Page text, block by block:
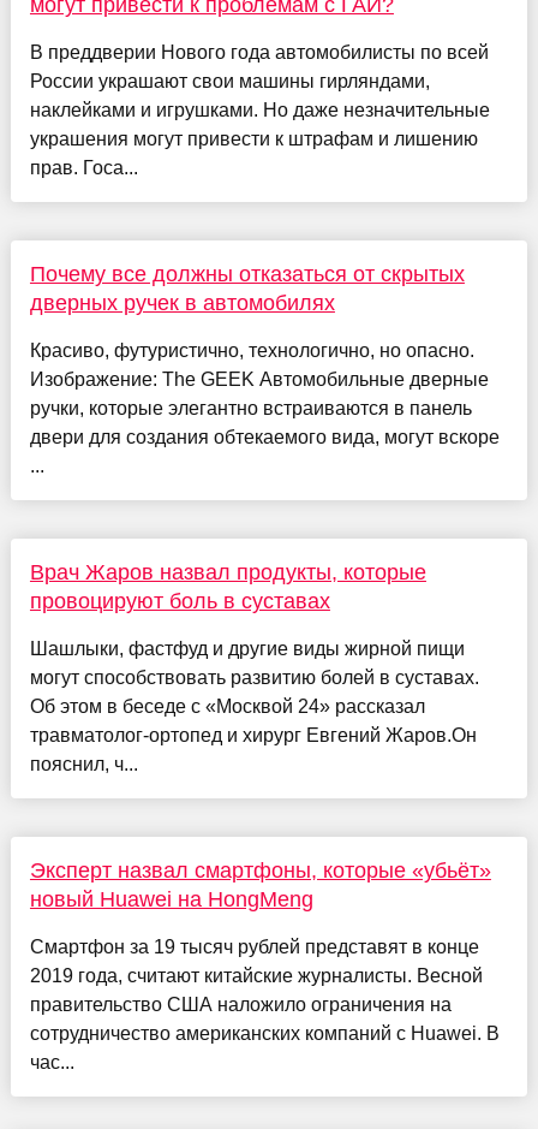
В преддверии Нового года автомобилисты по всей
России украшают свои машины гирляндами,
наклейками и игрушками. Но даже незначительные
украшения могут привести к штрафам и лишению
прав. Госа...
Почему все должны отказаться от скрытых
дверных ручек в автомобилях
Красиво, футуристично, технологично, но опасно.
Изображение: The GEEK Автомобильные дверные
ручки, которые элегантно встраиваются в панель
двери для создания обтекаемого вида, могут вскоре
...
Врач Жаров назвал продукты, которые
провоцируют боль в суставах
Шашлыки, фастфуд и другие виды жирной пищи
могут способствовать развитию болей в суставах.
Об этом в беседе с «Москвой 24» рассказал
травматолог-ортопед и хирург Евгений Жаров.Он
пояснил, ч...
Эксперт назвал смартфоны, которые «убьёт»
новый Huawei на HongMeng
Смартфон за 19 тысяч рублей представят в конце
2019 года, считают китайские журналисты. Весной
правительство США наложило ограничения на
сотрудничество американских компаний с Huawei. В
час...